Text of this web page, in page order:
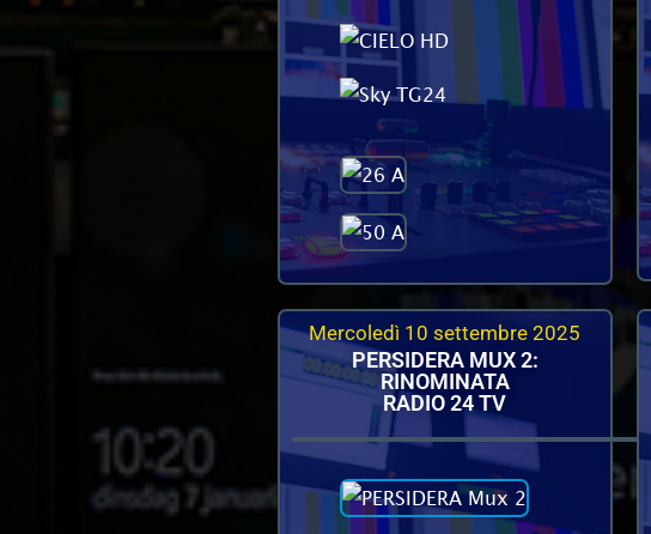
Mercoledì 10 settembre 2025
PERSIDERA MUX 2:
RINOMINATA
RADIO 24 TV